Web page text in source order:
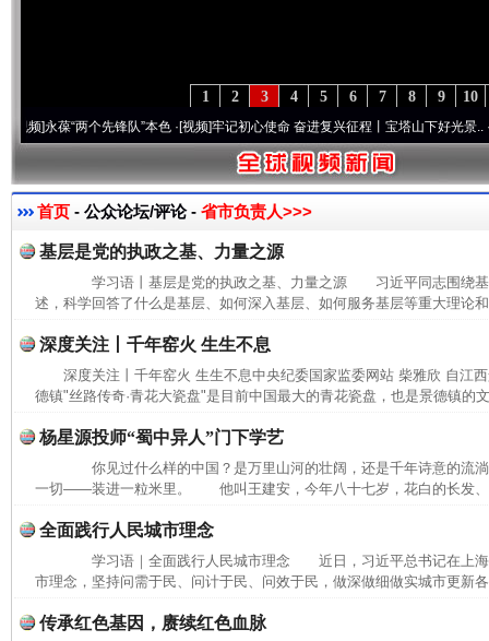
10
9
8
7
6
5
4
3
2
1
葆“两个先锋队”本色·[视频]牢记初心使命 奋进复兴征程丨宝塔山下好光景..·[视频]
首页 - 公众论坛/评论 - 省市负责人>>>
基层是党的执政之基、力量之源
学习语丨基层是党的执政之基、力量之源 习近平同志围绕基
述，科学回答了什么是基层、如何深入基层、如何服务基层等重大理论
深度关注丨千年窑火 生生不息
深度关注丨千年窑火 生生不息中央纪委国家监委网站 柴雅欣 自
德镇"丝路传奇·青花大瓷盘"是目前中国最大的青花瓷盘，也是景德镇的
杨星源投师“蜀中异人”门下学艺
你见过什么样的中国？是万里山河的壮阔，还是千年诗意的
一切——装进一粒米里。 他叫王建安，今年八十七岁，花白的长发、
全面践行人民城市理念
学习语｜全面践行人民城市理念 近日，习近平总书记在上海
市理念，坚持问需于民、问计于民、问效于民，做深做细做实城市更新
传承红色基因，赓续红色血脉